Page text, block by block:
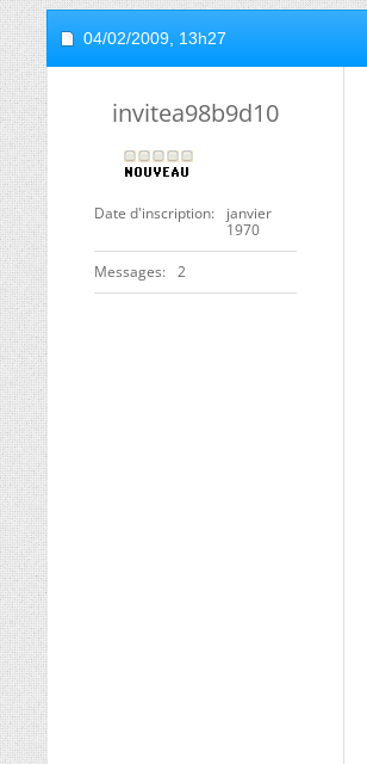
04/02/2009, 13h27
invitea98b9d10
Date d'inscription
janvier
1970
Messages 2